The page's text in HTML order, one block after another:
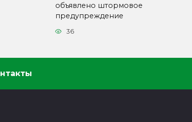
объявлено штормовое
предупреждение
36